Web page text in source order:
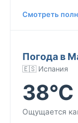
Смотреть
Погода в
🇪🇸 Испания
38°C
Ощущается